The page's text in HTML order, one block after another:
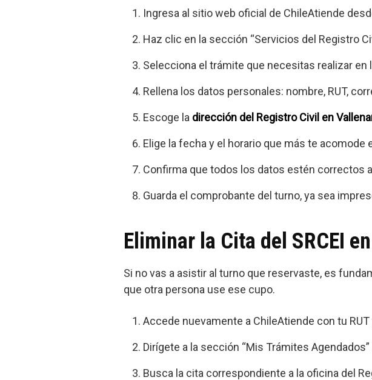
Ingresa al sitio web oficial de ChileAtiende
Haz clic en la sección “Servicios del Registro
Selecciona el trámite que necesitas realizar en
Rellena los datos personales: nombre, RUT,
Escoge la dirección del Registro Civil en
Elige la fecha y el horario que más te acomode
Confirma que todos los datos estén correctos
Guarda el comprobante del turno, ya sea
Eliminar la Cita del SRCEI
Si no vas a asistir al turno que reservaste, es
que otra persona use ese cupo.
Accede nuevamente a ChileAtiende con tu
Dirígete a la sección “Mis Trámites
Busca la cita correspondiente a la oficina del